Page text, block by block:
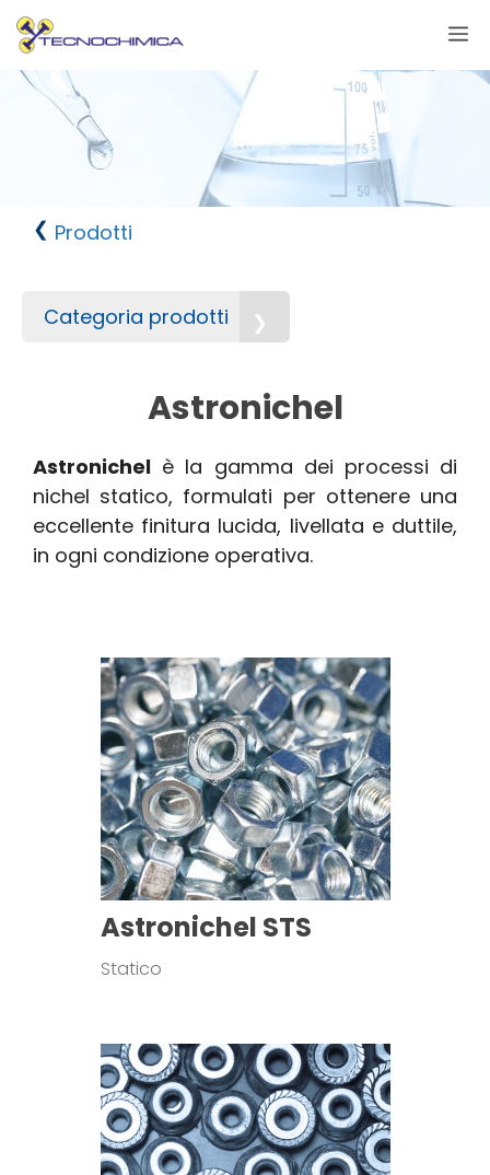
Vai
contenuto
Prodotti
Categoria prodotti
Astronichel
Astronichel è la gamma dei processi di
nichel statico, formulati per ottenere una
eccellente finitura lucida, livellata e duttile,
in ogni condizione operativa.
Astronichel STS
Statico